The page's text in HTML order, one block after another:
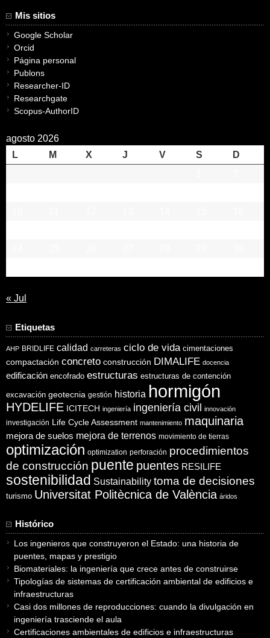
Mis sitios
Google Scholar
Orcid
Página personal
Publons
Researcher-ID
Researchgate
Scopus-AuthorID
agosto 2026
L
M X J V S
D
« Jul
Etiquetas
AHP BRIDLIFE calidad carreteras ciclo de vida cimentaciones
compactación concreto construcción DIMALIFE docencia
edificación encofrado estructuras estructuras de contención
excavación geotecnia gestión historia hormigón
HYDELIFE ICITECH ingeniería ingeniería civil innovación
investigación Life Cycle Assessment mantenimiento maquinaria
mejora de suelos mejora de terrenos movimiento de tierras
optimización optimization perforación procedimientos
de construcción puente puentes RESILIFE
sostenibilidad Sustainability toma de decisiones
turismo Universitat Politècnica de València áridos
Histórico
Los ingenieros que construyeron el Estado: una historia de
puentes, mapas y prestigio
Biomateriales: la ingeniería que crece antes de construirse
Tipologías de sistemas de certificación ambiental de edificios e
infraestructuras
Casi dos millones de reproducciones: cuando la divulgación en
ingeniería trasciende el aula
Certificaciones ambientales de edificios e infraestructuras